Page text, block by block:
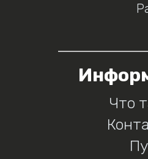
Что